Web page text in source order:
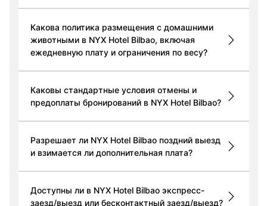
Какова политика размещения с домашними
животными в NYX Hotel Bilbao, включая
ежедневную плату и ограничения по весу?
Каковы стандартные условия отмены и
предоплаты бронирований в NYX Hotel Bilbao?
Разрешает ли NYX Hotel Bilbao поздний выезд
и взимается ли дополнительная плата?
Доступны ли в NYX Hotel Bilbao экспресс-
заезд/выезд или бесконтактный заезд/выезд?